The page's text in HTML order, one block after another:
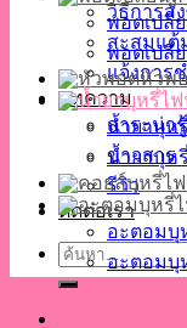
วิธีการสั่
สะสมแต้
แจ้งการ
บทความ
สาระน่ารู้
ข่าวสาร
รีวิว
ติดต่อเรา
ค้นหา:
พอตเปลี่
พอตเปลี่
หัวพ
น้ำยาบุห
น้ำยาบุห
อะตอมบุ
อะตอมบุ